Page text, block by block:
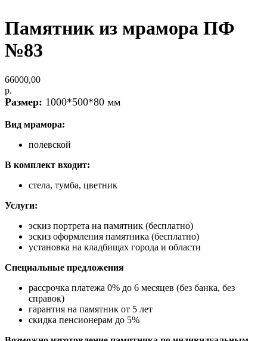
Памятник из мрамора ПФ
№83
66000,00
р.
Размер: 1000*500*80 мм
Вид мрамора:
полевской
В комплект входит:
стела, тумба, цветник
Услуги:
эскиз портрета на памятник (бесплатно)
эскиз оформления памятника (бесплатно)
установка на кладбищах города и области
Специальные предложения
рассрочка платежа 0% до 6 месяцев (без банка, без
справок)
гарантия на памятник от 5 лет
скидка пенсионерам до 5%